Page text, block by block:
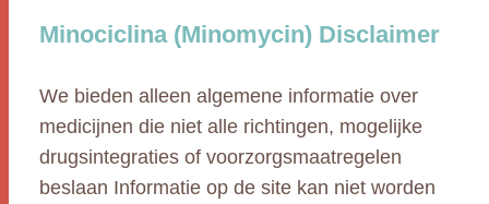
Minociclina (Minomycin) Disclaimer
We bieden alleen algemene informatie over
medicijnen die niet alle richtingen, mogelijke
drugsintegraties of voorzorgsmaatregelen
beslaan Informatie op de site kan niet worden